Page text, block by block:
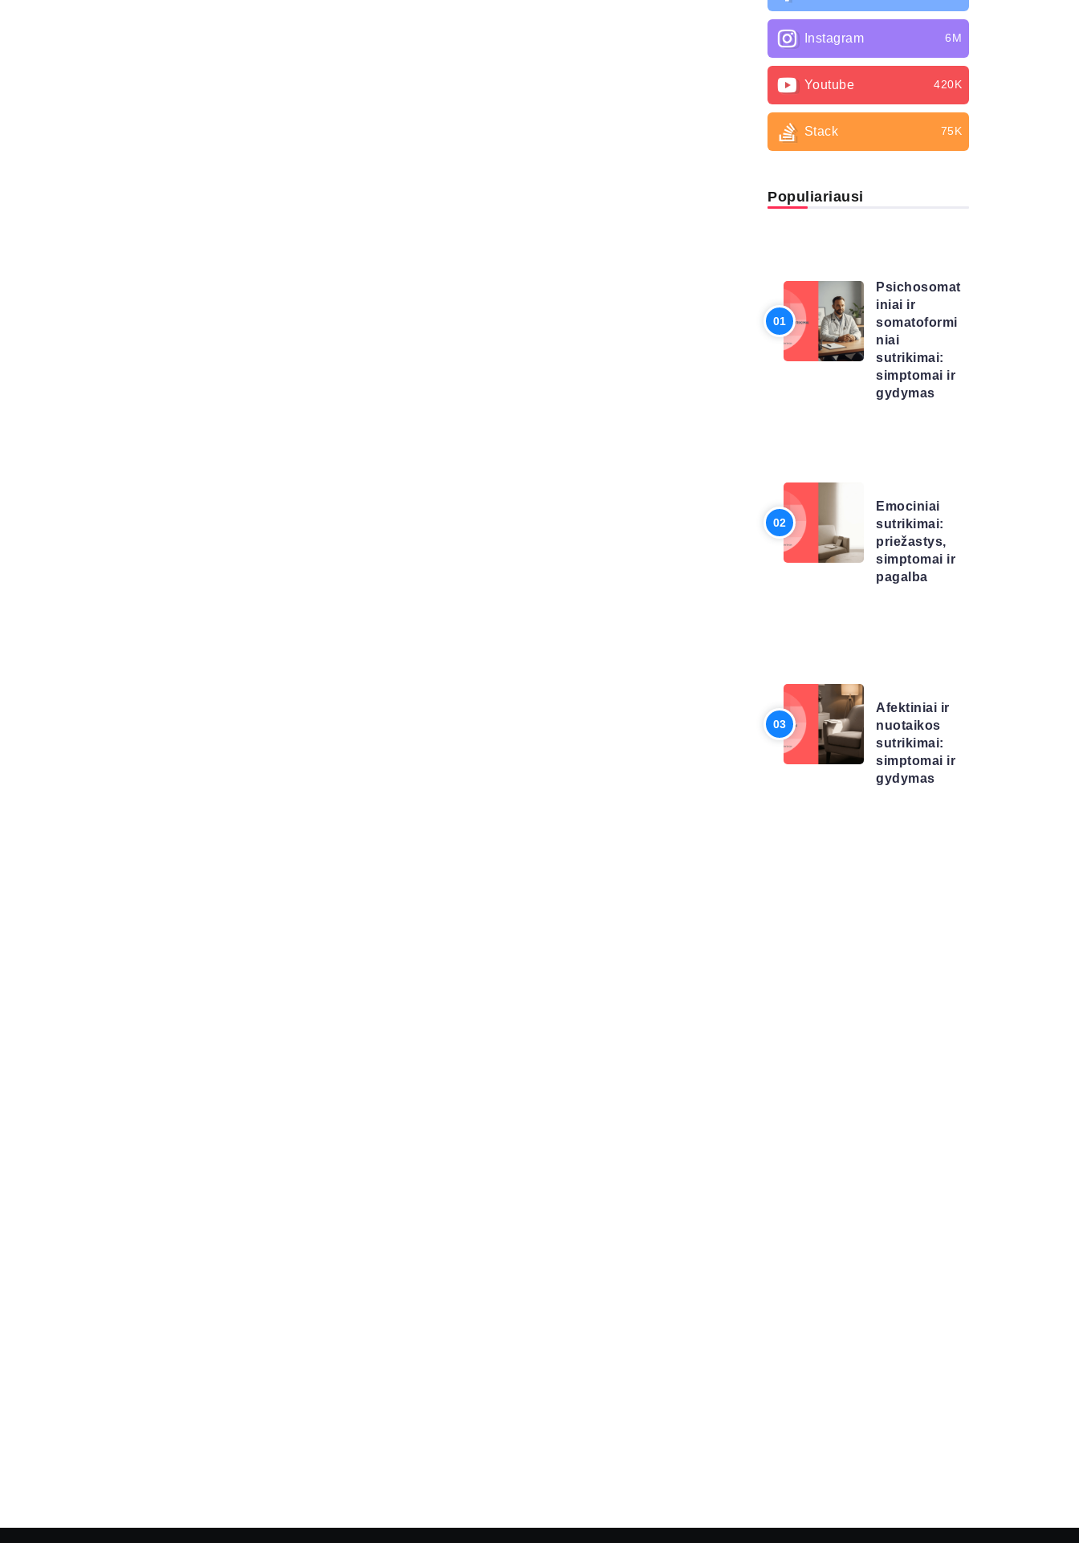
Instagram 6M
Youtube 420K
Stack 75K
Populiariausi
Psichosomat
iniai ir
somatoformi
niai
sutrikimai:
simptomai ir
gydymas
Emociniai
sutrikimai:
priežastys,
simptomai ir
pagalba
Afektiniai ir
nuotaikos
sutrikimai:
simptomai ir
gydymas